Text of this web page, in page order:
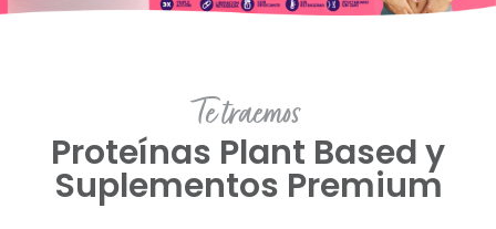
Te traemos
Proteínas Plant Based y
Suplementos Premium